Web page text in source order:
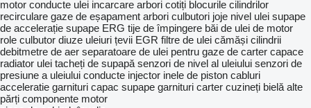
motor conducte ulei incarcare arbori cotiți blocurile cilindrilor
recirculare gaze de eșapament arbori culbutori joje nivel ulei supape
de accelerație supape ERG tije de împingere băi de ulei de motor
role culbutor diuze uleiuri țevii EGR filtre de ulei cămăși cilindrii
debitmetre de aer separatoare de ulei pentru gaze de carter capace
radiator ulei tacheți de supapă senzori de nivel al uleiului senzori de
presiune a uleiului conducte injector inele de piston cabluri
acceleratie garnituri capac supape garnituri carter cuzineți bielă alte
părți componente motor